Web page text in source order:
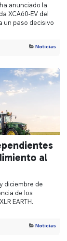
anunciado la
XCA60-EV del
un paso decisivo
Noticias
al
diciembre de
de los
EARTH.
Noticias